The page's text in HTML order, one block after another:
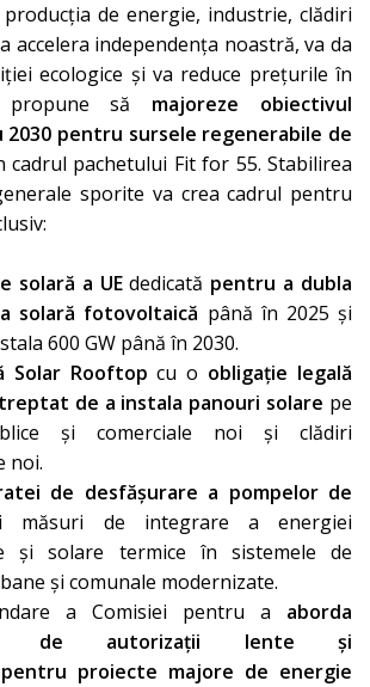
de energie, industrie, clădiri
accelera independența noastră, va da
ecologice și va reduce prețurile în
propune să majoreze obiectivul
pentru sursele regenerabile de
cadrul pachetului Fit for 55. Stabilirea
sporite va crea cadrul pentru
solară a UEdedicată pentru a dubla
solară fotovoltaică până în 2025 și
600 GW până în 2030.
Solar Rooftop cu o obligație legală
de a instala panouri solare pe
și comerciale noi și clădiri
noi.
de desfășurare a pompelor de
măsuri de integrare a energiei
și solare termice în sistemele de
și comunale modernizate.
a Comisiei pentru a aborda
de autorizații lente și
pentru proiecte majore de energie